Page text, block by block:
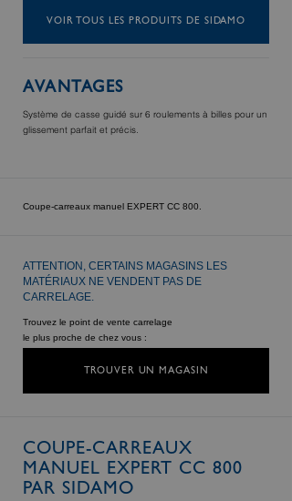
VOIR TOUS LES PRODUITS DE SIDAMO
AVANTAGES
Système de casse guidé sur 6 roulements à billes pour un
glissement parfait et précis.
Coupe-carreaux manuel EXPERT CC 800.
ATTENTION, CERTAINS MAGASINS LES
MATÉRIAUX NE VENDENT PAS DE
CARRELAGE.
Trouvez le point de vente carrelage
le plus proche de chez vous :
TROUVER UN MAGASIN
COUPE-CARREAUX
MANUEL EXPERT CC 800
PAR SIDAMO